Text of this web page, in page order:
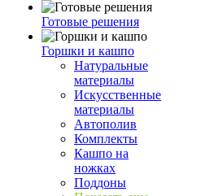
Готовые решения
Горшки и кашпо
Натуральные
материалы
Искусственные
материалы
Автополив
Комплекты
Кашпо на
ножках
Поддоны